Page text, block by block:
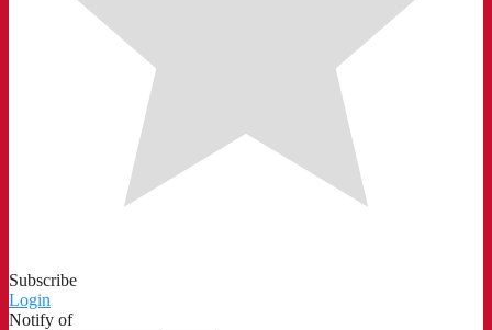
Subscribe
Login
Notify of